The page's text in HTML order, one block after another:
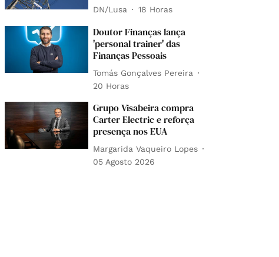
DN/Lusa 18 Horas
Doutor Finanças lança
'personal trainer' das
Finanças Pessoais
Tomás Gonçalves Pereira
20 Horas
Grupo Visabeira compra
Carter Electric e reforça
presença nos EUA
Margarida Vaqueiro Lopes
05 Agosto 2026